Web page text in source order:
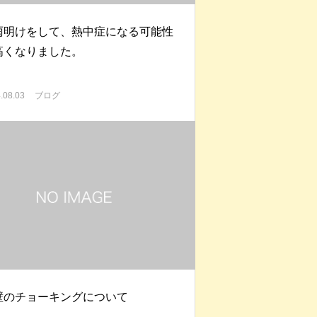
明けをして、熱中症になる可能性
なりました。
ブログ
のチョーキングについて